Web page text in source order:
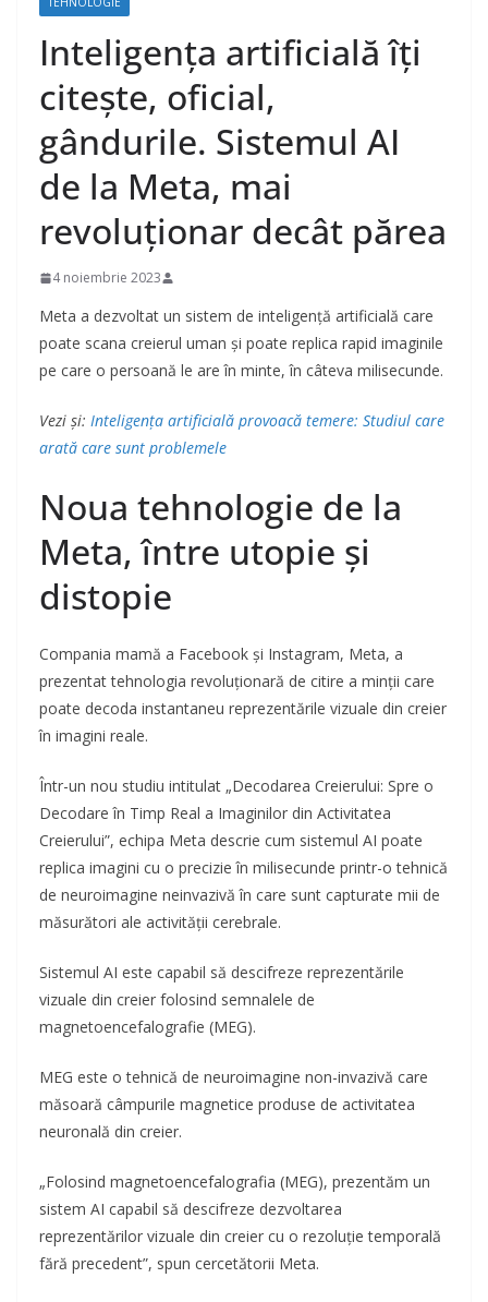
Inteligența artificială îți
citește, oficial,
gândurile. Sistemul AI
de la Meta, mai
revoluționar decât părea
4 noiembrie 2023
Meta a dezvoltat un sistem de inteligență artificială care
poate scana creierul uman și poate replica rapid imaginile
pe care o persoană le are în minte, în câteva milisecunde.
Vezi și: Inteligența artificială provoacă temere: Studiul care
arată care sunt problemele
Noua tehnologie de la
Meta, între utopie și
distopie
Compania mamă a Facebook și Instagram, Meta, a
prezentat tehnologia revoluționară de citire a minții care
poate decoda instantaneu reprezentările vizuale din creier
în imagini reale.
Într-un nou studiu intitulat „Decodarea Creierului: Spre o
Decodare în Timp Real a Imaginilor din Activitatea
Creierului”, echipa Meta descrie cum sistemul AI poate
replica imagini cu o precizie în milisecunde printr-o tehnică
de neuroimagine neinvazivă în care sunt capturate mii de
măsurători ale activității cerebrale.
Sistemul AI este capabil să descifreze reprezentările
vizuale din creier folosind semnalele de
magnetoencefalografie (MEG).
MEG este o tehnică de neuroimagine non-invazivă care
măsoară câmpurile magnetice produse de activitatea
neuronală din creier.
„Folosind magnetoencefalografia (MEG), prezentăm un
sistem AI capabil să descifreze dezvoltarea
reprezentărilor vizuale din creier cu o rezoluție temporală
fără precedent”, spun cercetătorii Meta.